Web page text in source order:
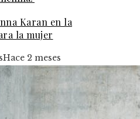
Karan en la
la mujer
Hace 2 meses